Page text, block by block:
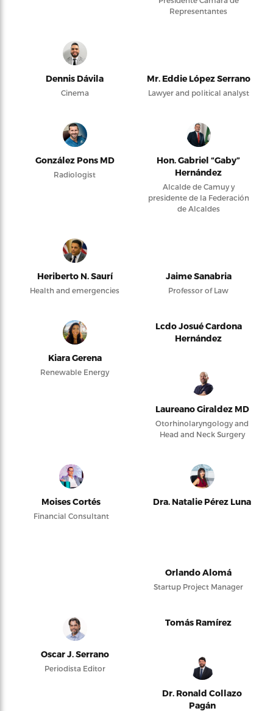
Representantes
Dennis Dávila
Cinema
Mr. Eddie López Serrano
Lawyer and political analyst
González Pons MD
Radiologist
Hon. Gabriel “Gaby”
Hernández
Alcalde de Camuy y
presidente de la Federación
de Alcaldes
Heriberto N. Saurí
Health and emergencies
Jaime Sanabria
Professor of Law
Kiara Gerena
Renewable Energy
Lcdo Josué Cardona
Hernández
Laureano Giraldez MD
Otorhinolaryngology and
Head and Neck Surgery
Moises Cortés
Financial Consultant
Dra. Natalie Pérez Luna
Orlando Alomá
Startup Project Manager
Oscar J. Serrano
Periodista Editor
Tomás Ramírez
Dr. Ronald Collazo
Pagán